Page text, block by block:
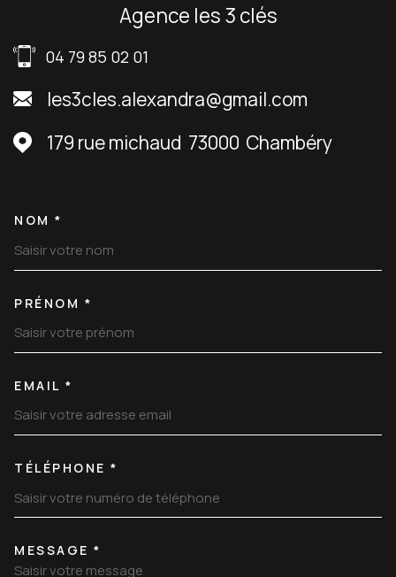
agence les 3 clés
04 79 85 02 01
les3cles.alexandra@gmail.com
179 rue michaud 73000 Chambéry
NOM *
PRÉNOM *
EMAIL *
TÉLÉPHONE *
TRAD_MELTEM_VOREDEMANDE
MESSAGE *